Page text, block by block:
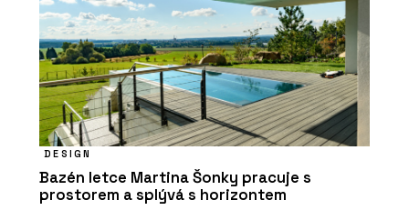
DESIGN
Bazén letce Martina Šonky pracuje s
prostorem a splývá s horizontem